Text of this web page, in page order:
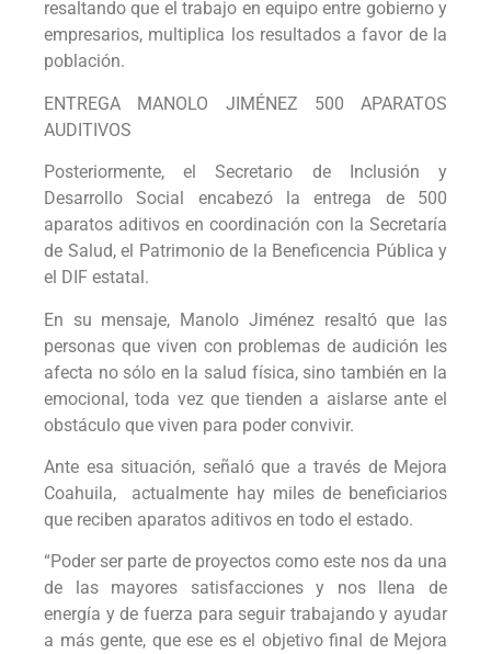
resaltando que el trabajo en equipo entre gobierno y
empresarios, multiplica los resultados a favor de la
población.
ENTREGA MANOLO JIMÉNEZ 500 APARATOS
AUDITIVOS
Posteriormente, el Secretario de Inclusión y
Desarrollo Social encabezó la entrega de 500
aparatos aditivos en coordinación con la Secretaría
de Salud, el Patrimonio de la Beneficencia Pública y
el DIF estatal.
En su mensaje, Manolo Jiménez resaltó que las
personas que viven con problemas de audición les
afecta no sólo en la salud física, sino también en la
emocional, toda vez que tienden a aislarse ante el
obstáculo que viven para poder convivir.
Ante esa situación, señaló que a través de Mejora
Coahuila, actualmente hay miles de beneficiarios
que reciben aparatos aditivos en todo el estado.
“Poder ser parte de proyectos como este nos da una
de las mayores satisfacciones y nos llena de
energía y de fuerza para seguir trabajando y ayudar
a más gente, que ese es el objetivo final de Mejora